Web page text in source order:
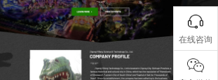
在线咨询